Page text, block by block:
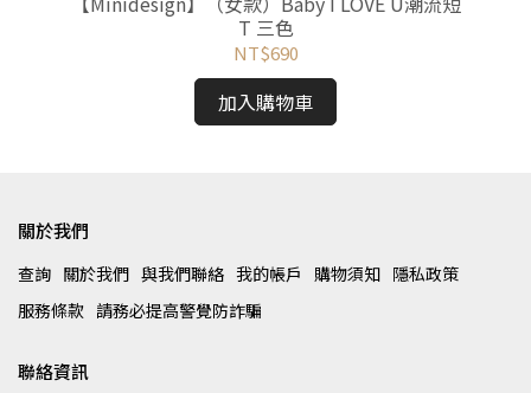
T 三色
NT$690
加入購物車
關於我們
查詢 關於我們 與我們聯絡 我的帳戶 購物須知 隱私政策
服務條款 請務必提高警覺防詐騙
聯絡資訊